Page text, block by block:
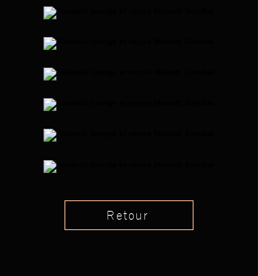
Retour